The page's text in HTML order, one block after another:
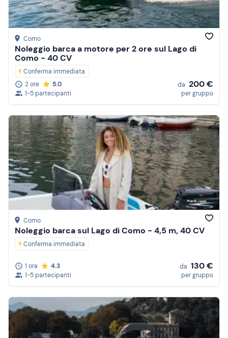
Como
Noleggio barca a motore per 2 ore sul Lago di
Como - 40 CV
Conferma immediata
2 ore
5.0
1-5 partecipanti
da 200 €
per gruppo
Como
Noleggio barca sul Lago di Como - 4,5 m, 40 CV
Conferma immediata
1 ora
4.3
1-5 partecipanti
da 130 €
per gruppo